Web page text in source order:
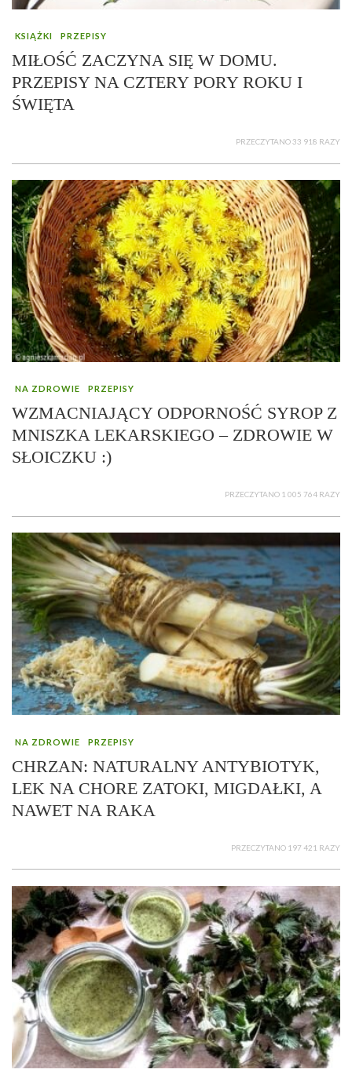
KSIĄŻKI PRZEPISY
MIŁOŚĆ ZACZYNA SIĘ W DOMU.
PRZEPISY NA CZTERY PORY ROKU I
ŚWIĘTA
PRZECZYTANO 33 918 RAZY
NA ZDROWIE PRZEPISY
WZMACNIAJĄCY ODPORNOŚĆ SYROP Z
MNISZKA LEKARSKIEGO – ZDROWIE W
SŁOICZKU :)
PRZECZYTANO 1 005 764 RAZY
NA ZDROWIE PRZEPISY
CHRZAN: NATURALNY ANTYBIOTYK,
LEK NA CHORE ZATOKI, MIGDAŁKI, A
NAWET NA RAKA
PRZECZYTANO 197 421 RAZY